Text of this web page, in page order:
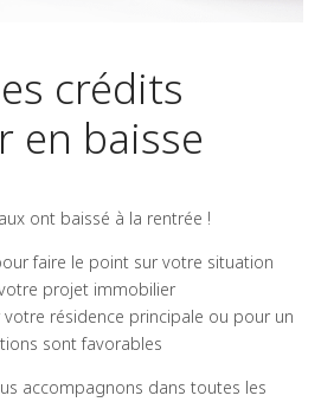
crédits
en baisse
ont baissé à la rentrée !
faire le point sur votre situation
projet immobilier
résidence principale ou pour un
sont favorables
accompagnons dans toutes les